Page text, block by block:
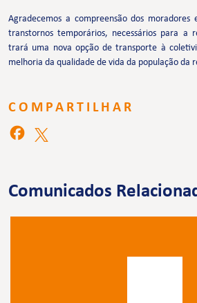
Agradecemos a compreensão dos moradores
transtornos temporários, necessários para a
trará uma nova opção de transporte à
melhoria da qualidade de vida da população da
COMPARTILHAR
Comunicados